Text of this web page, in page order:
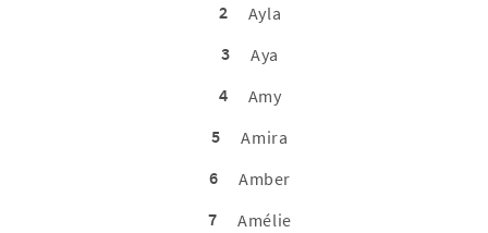
2
Ayla
3
Aya
4
Amy
5
Amira
6
Amber
7
Amélie